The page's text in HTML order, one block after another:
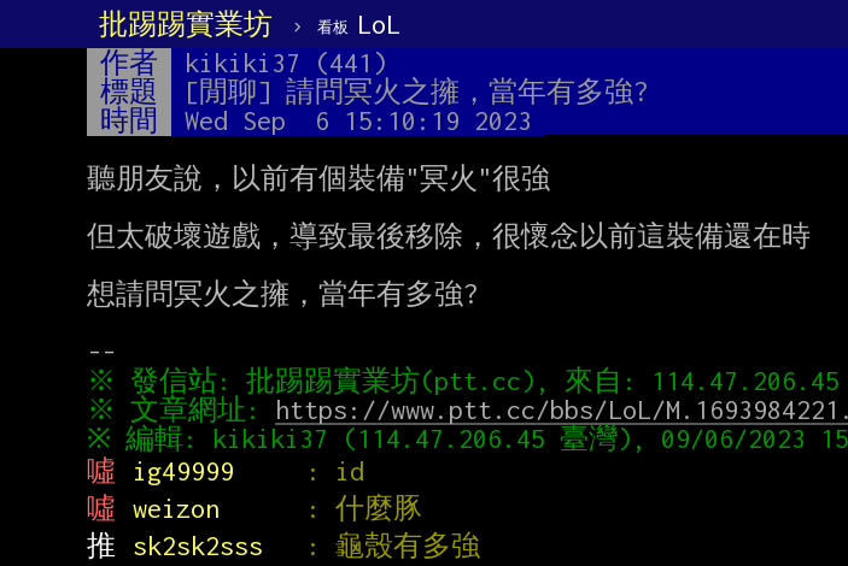
批踢踢實業坊 › 看板 LoL
作者 kikiki37 (441)
標題
[閒聊] 請問冥火之擁，當年有多強?
時間
Wed Sep  6 15:10:19 2023
聽朋友說，以前有個裝備"冥火"很強
但太破壞遊戲，導致最後移除，很懷念以前這裝備還在時
想請問冥火之擁，當年有多強?
※ 文章網址: https://www.ptt.cc/bbs/LoL/
噓
ig49999 : id
噓 weizon : 什麼豚
推
sk2sk2sss : 龜殼有多強